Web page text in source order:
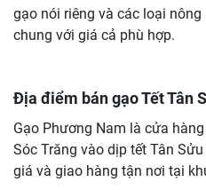
gạo nói riêng và các loại
chung với giá cả phù hợp.
Địa điểm bán gạo Tết Tân
Gạo Phương Nam là cửa
Sóc Trăng vào dịp tết Tân
giá và giao hàng tận nơi tại